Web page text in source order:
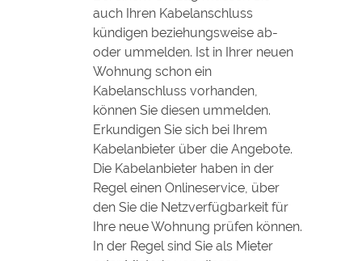
auch Ihren Kabelanschluss
kündigen beziehungsweise ab-
oder ummelden. Ist in Ihrer neuen
Wohnung schon ein
Kabelanschluss vorhanden,
können Sie diesen ummelden.
Erkundigen Sie sich bei Ihrem
Kabelanbieter über die Angebote.
Die Kabelanbieter haben in der
Regel einen Onlineservice, über
den Sie die Netzverfügbarkeit für
Ihre neue Wohnung prüfen können.
In der Regel sind Sie als Mieter